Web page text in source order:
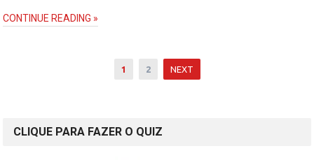
CONTINUE READING »
1 2 NEXT
CLIQUE PARA FAZER O QUIZ